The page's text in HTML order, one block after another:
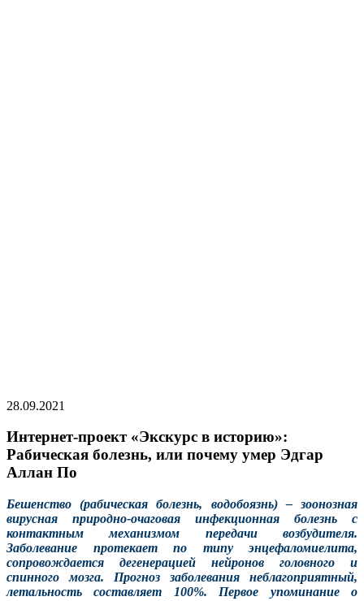
28.09.2021
Интернет-проект «Экскурс в историю»:
Рабическая болезнь, или почему умер Эдгар
Аллан По
Бешенство (рабическая болезнь, водобоязнь) – зоонозная
вирусная природно-очаговая инфекционная болезнь с
контактным механизмом передачи возбудителя.
Заболевание протекает по типу энцефаломиелита,
сопровождается дегенерацией нейронов головного и
спинного мозга. Прогноз заболевания неблагоприятный,
летальность составляет 100%. Первое упоминание о